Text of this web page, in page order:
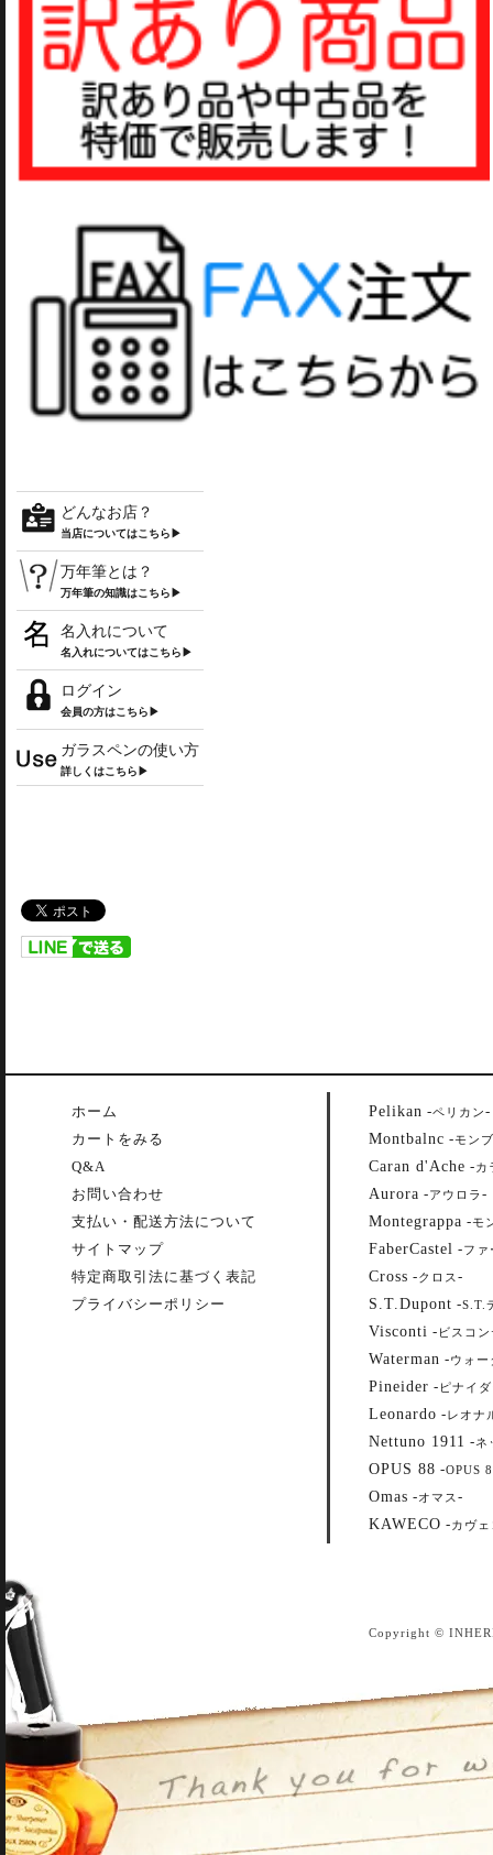
どんなお店？
当店についてはこちら▶
万年筆とは？
万年筆の知識はこちら▶
名入れについて
名入れについてはこちら▶
ログイン
会員の方はこちら▶
ガラスペンの使い方
詳しくはこちら▶
ホーム
カートをみる
Q&A
お問い合わせ
支払い・配送方法について
サイトマップ
特定商取引法に基づく表記
プライバシーポリシー
Pelikan -ペリカン-
Montbalnc -モン
Caran d'Ache -カ
Aurora -アウロラ -
Montegrappa -モ
FaberCastel -ファ
Cross -クロス -
S.T.Dupont -S.T.
Visconti - ビスコ
Waterman -ウォー
Pineider - ピナイ
Leonardo -レオナ
Nettuno 1911 -ネ
OPUS 88 -OPUS
Omas -オマス -
KAWECO -カヴェ
Copyright ©